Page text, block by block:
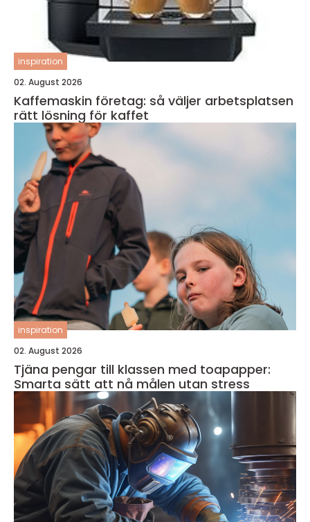
inspiration
02. August 2026
Kaffemaskin företag: så väljer arbetsplatsen
rätt lösning för kaffet
inspiration
02. August 2026
Tjäna pengar till klassen med toapapper:
Smarta sätt att nå målen utan stress